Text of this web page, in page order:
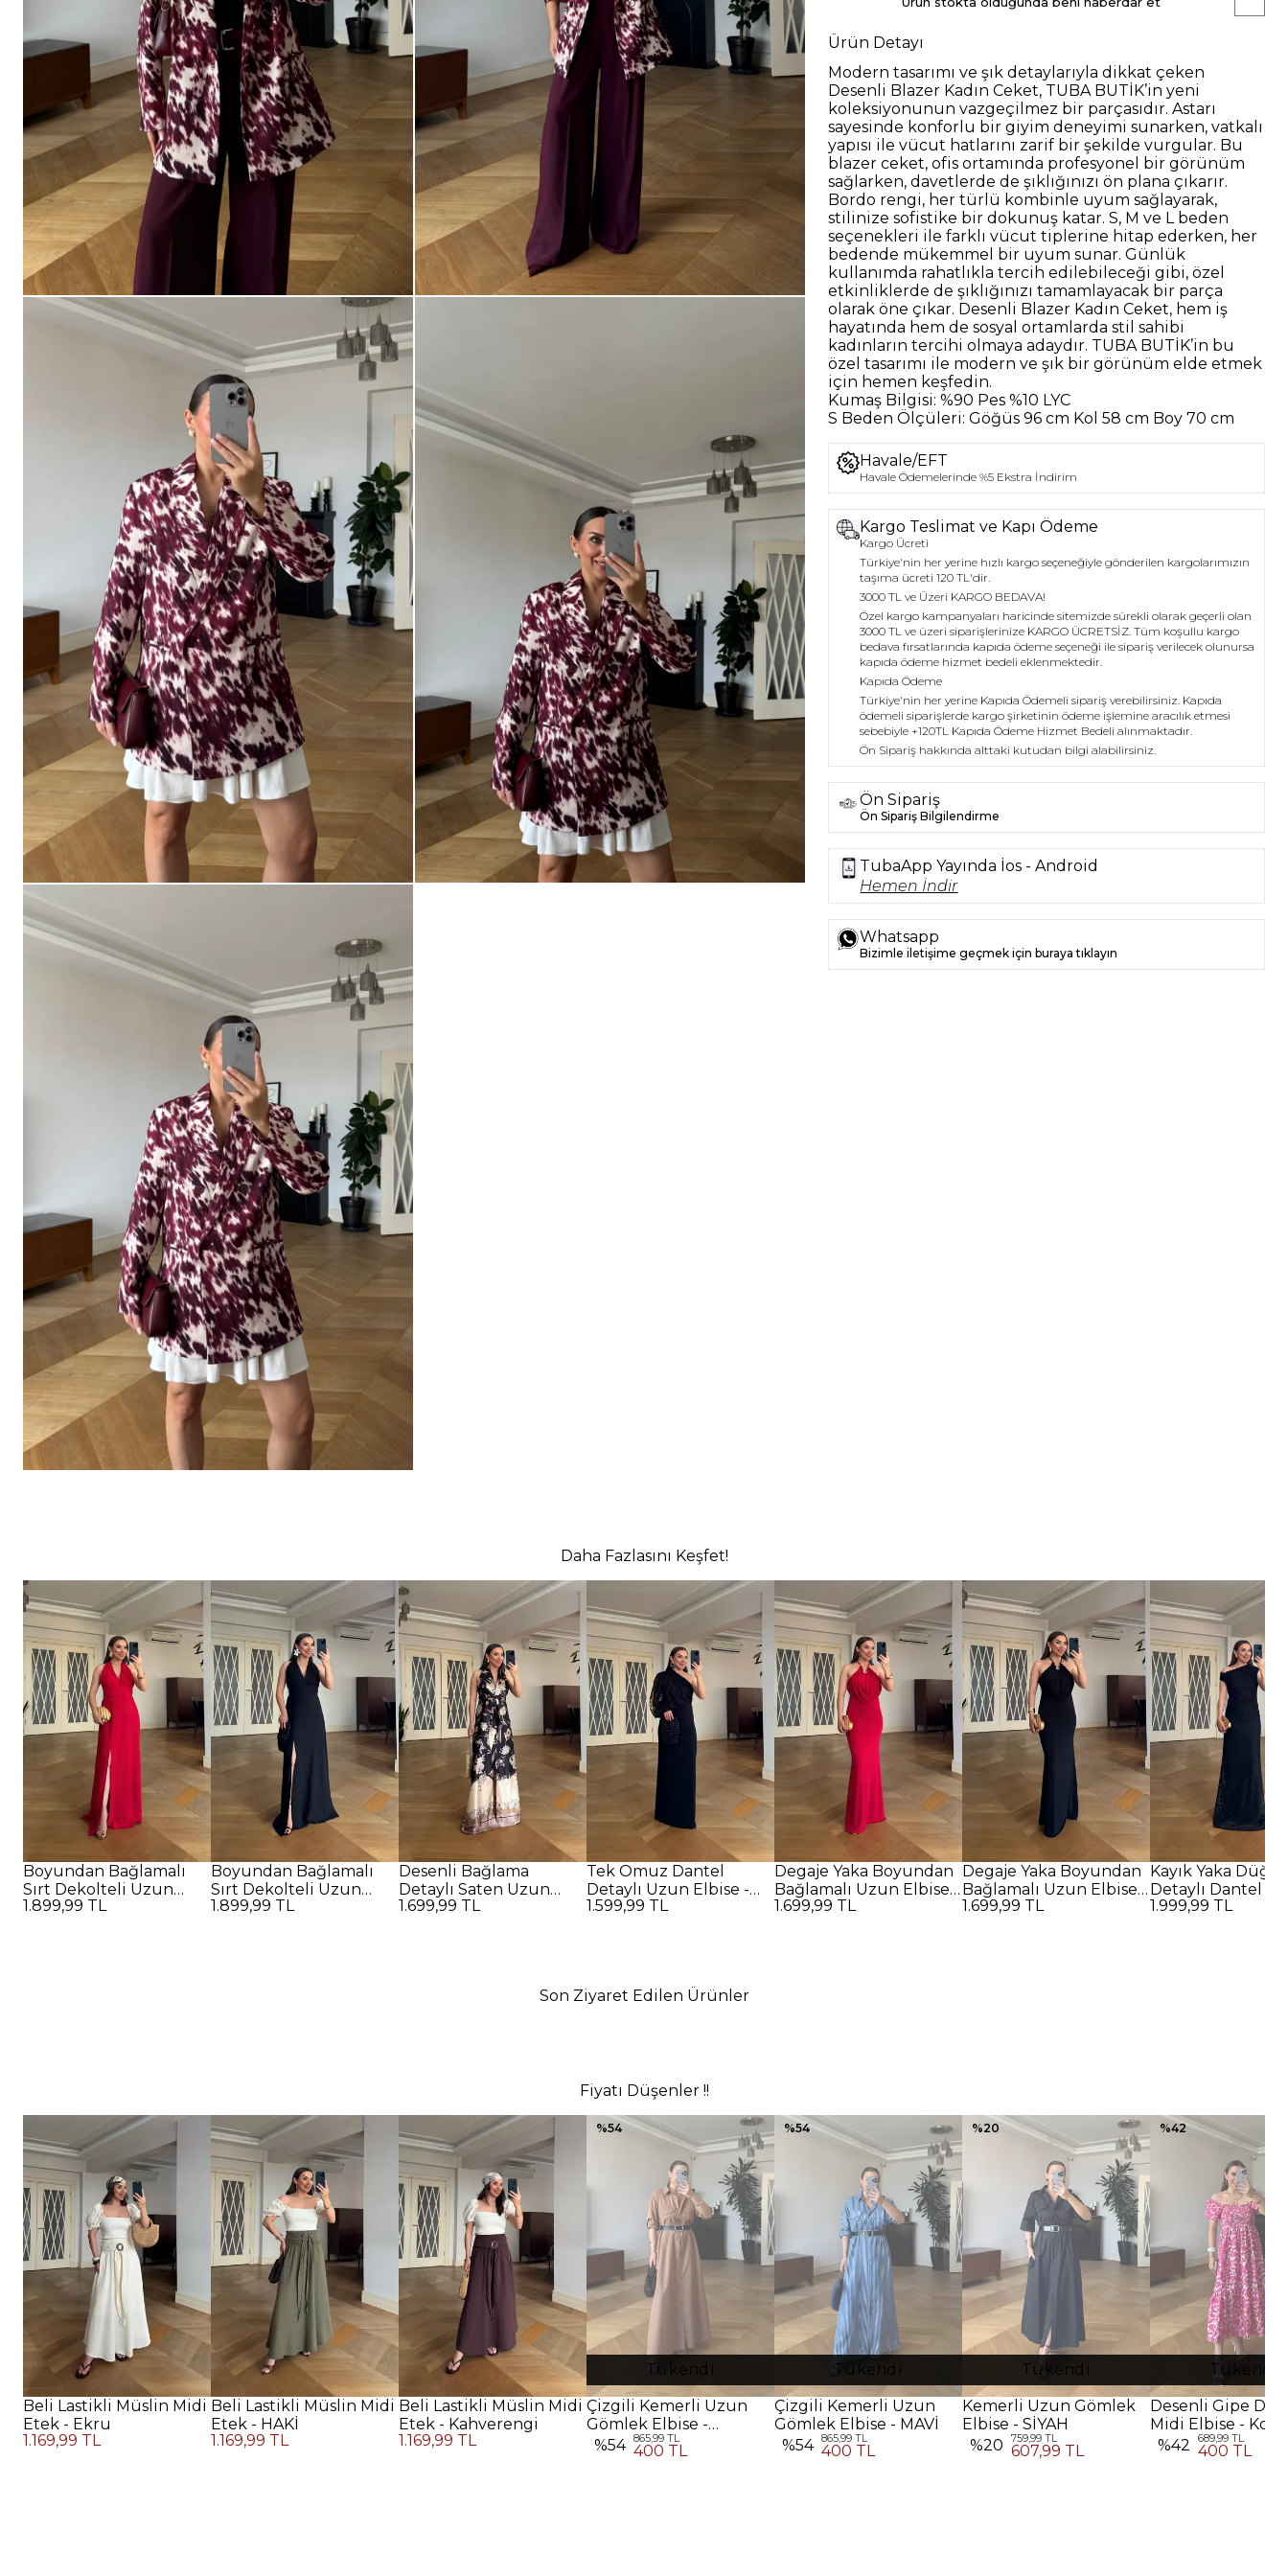
Ürün Detayı
Modern tasarımı ve şık detaylarıyla dikkat çeken
Desenli Blazer Kadın Ceket, TUBA BUTİK’in yeni
koleksiyonunun vazgeçilmez bir parçasıdır. Astarı
sayesinde konforlu bir giyim deneyimi sunarken, vatkalı
yapısı ile vücut hatlarını zarif bir şekilde vurgular. Bu
blazer ceket, ofis ortamında profesyonel bir görünüm
sağlarken, davetlerde de şıklığınızı ön plana çıkarır.
Bordo rengi, her türlü kombinle uyum sağlayarak,
stilinize sofistike bir dokunuş katar. S, M ve L beden
seçenekleri ile farklı vücut tiplerine hitap ederken, her
bedende mükemmel bir uyum sunar.Günlük
kullanımda rahatlıkla tercih edilebileceği gibi, özel
etkinliklerde de şıklığınızı tamamlayacak bir parça
olarak öne çıkar. Desenli Blazer Kadın Ceket, hem iş
hayatında hem de sosyal ortamlarda stil sahibi
kadınların tercihi olmaya adaydır. TUBA BUTİK’in bu
özel tasarımı ile modern ve şık bir görünüm elde etmek
için hemen keşfedin.
Kumaş Bilgisi:%90 Pes %10 LYC
S Beden Ölçüleri:Göğüs 96 cm Kol 58 cm Boy 70 cm
Havale/EFT
Havale Ödemelerinde %5 Ekstra İndirim
Kargo Teslimat ve Kapı Ödeme
Kargo Ücreti
Türkiye'nin her yerine hızlı kargo seçeneğiyle gönderilen kargolarımızın
taşıma ücreti 120 TL'dir.
3000 TL ve Üzeri KARGO BEDAVA!
Özel kargo kampanyaları haricinde sitemizde sürekli olarak geçerli olan
3000 TL ve üzeri siparişlerinize KARGO ÜCRETSİZ. Tüm koşullu kargo
bedava fırsatlarında kapıda ödeme seçeneği ile sipariş verilecek olunursa
kapıda ödeme hizmet bedeli eklenmektedir.
Kapıda Ödeme
Türkiye'nin her yerine Kapıda Ödemeli sipariş verebilirsiniz. Kapıda
ödemeli siparişlerde kargo şirketinin ödeme işlemine aracılık etmesi
sebebiyle +120TL Kapıda Ödeme Hizmet Bedeli alınmaktadır.
Ön Sipariş hakkında alttaki kutudan bilgi alabilirsiniz.
Ön Sipariş
Ön Sipariş Bilgilendirme
TubaApp Yayında İos - Android
Hemen İndir
Whatsapp
Bizimle iletişime geçmek için buraya tıklayın
Daha Fazlasını Keşfet!
Boyundan Bağlamalı
Sırt Dekolteli Uzun
Elbise - Kırmızı
1.899,99 TL
Boyundan Bağlamalı
Sırt Dekolteli Uzun
Elbise - SİYAH
1.899,99 TL
Desenli Bağlama
Detaylı Saten Uzun
Elbise - SİYAH
1.699,99 TL
Tek Omuz Dantel
Detaylı Uzun Elbise -
SİYAH
1.599,99 TL
Degaje Yaka Boyundan
Bağlamalı Uzun Elbise -
Kırmızı
1.699,99 TL
Degaje Yaka Boyundan
Bağlamalı Uzun Elbise -
SİYAH
1.699,99 TL
Kayık Yaka
Detaylı Dantel
Elbise - SİYAH
1.999,99 TL
Son Ziyaret Edilen Ürünler
Fiyatı Düşenler !!
Beli Lastikli Müslin Midi
Etek - Ekru
1.169,99 TL
Beli Lastikli Müslin Midi
Etek - HAKİ
1.169,99 TL
Beli Lastikli Müslin Midi
Etek - Kahverengi
1.169,99 TL
Tükendi
%54
Çizgili Kemerli Uzun
Gömlek Elbise -
Kahverengi
%54 865,99 TL
400 TL
Tükendi
%54
Çizgili Kemerli Uzun
Gömlek Elbise - MAVİ
%54 865,99 TL
400 TL
Tükendi
%20
Kemerli Uzun Gömlek
Elbise - SİYAH
%20 759,99 TL
607,99 TL
Tükendi
%42
Desenli Gipe
Midi Elbise - Koyu
Pembe
%42 689,99 TL
400 TL